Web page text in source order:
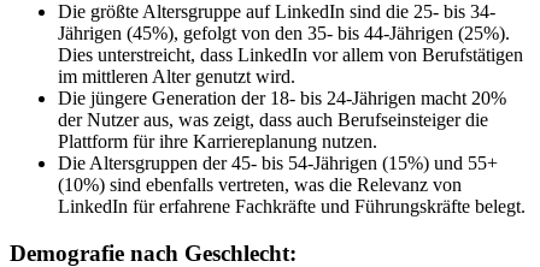
Die größte Altersgruppe auf LinkedIn sind die 25- bis 34-
Jährigen (45%), gefolgt von den 35- bis 44-Jährigen (25%).
Dies unterstreicht, dass LinkedIn vor allem von Berufstätigen
im mittleren Alter genutzt wird.
Die jüngere Generation der 18- bis 24-Jährigen macht 20%
der Nutzer aus, was zeigt, dass auch Berufseinsteiger die
Plattform für ihre Karriereplanung nutzen.
Die Altersgruppen der 45- bis 54-Jährigen (15%) und 55+
(10%) sind ebenfalls vertreten, was die Relevanz von
LinkedIn für erfahrene Fachkräfte und Führungskräfte belegt.
Demografie nach Geschlecht: